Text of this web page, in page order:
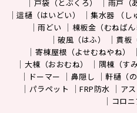
戸袋（とぶくろ）
雨戸（
這樋（はいどい）
集水器 （し
雨どい
棟板金（むねばん
破風（はふ）
貫板
寄棟屋根（よせむねやね）
大棟（おおむね）
隅棟（す
ドーマー
鼻隠し 軒樋（の
パラペット
FRP防水 ア
コロ